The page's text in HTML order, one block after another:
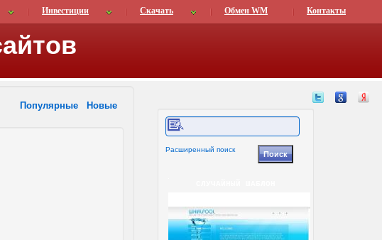
Инвестиции Скачать Обмен WM Контакты
Популярные Новые
Расширенный поиск